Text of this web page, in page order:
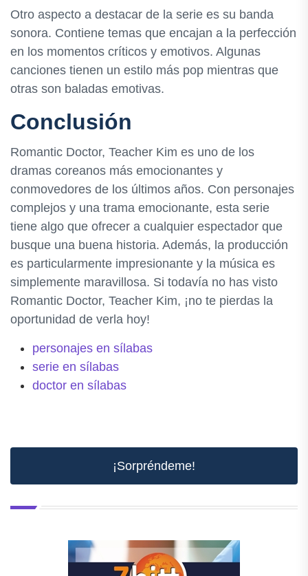
Otro aspecto a destacar de la serie es su banda
sonora. Contiene temas que encajan a la perfección
en los momentos críticos y emotivos. Algunas
canciones tienen un estilo más pop mientras que
otras son baladas emotivas.
Conclusión
Romantic Doctor, Teacher Kim es uno de los
dramas coreanos más emocionantes y
conmovedores de los últimos años. Con personajes
complejos y una trama emocionante, esta serie
tiene algo que ofrecer a cualquier espectador que
busque una buena historia. Además, la producción
es particularmente impresionante y la música es
simplemente maravillosa. Si todavía no has visto
Romantic Doctor, Teacher Kim, ¡no te pierdas la
oportunidad de verla hoy!
personajes en sílabas
serie en sílabas
doctor en sílabas
¡Sorpréndeme!